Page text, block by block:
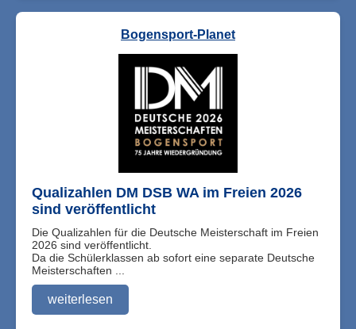
Bogensport-Planet
Qualizahlen DM DSB WA im Freien 2026
sind veröffentlicht
Die Qualizahlen für die Deutsche Meisterschaft im Freien
2026 sind veröffentlicht.
Da die Schülerklassen ab sofort eine separate Deutsche
Meisterschaften ...
weiterlesen